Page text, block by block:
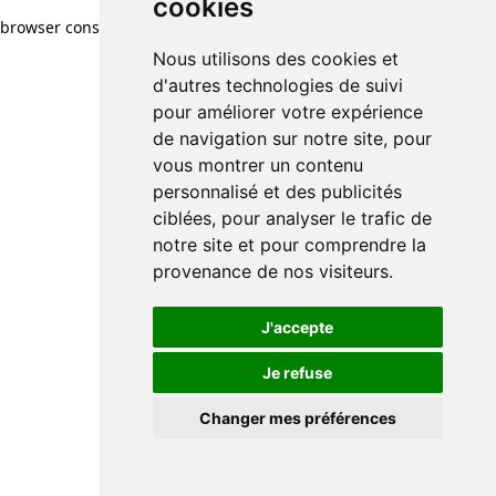
cookies
Nous utilisons des cookies et
d'autres technologies de suivi
pour améliorer votre expérience
de navigation sur notre site, pour
vous montrer un contenu
personnalisé et des publicités
ciblées, pour analyser le trafic de
notre site et pour comprendre la
provenance de nos visiteurs.
J'accepte
Je refuse
Changer mes préférences
browser console for more information)